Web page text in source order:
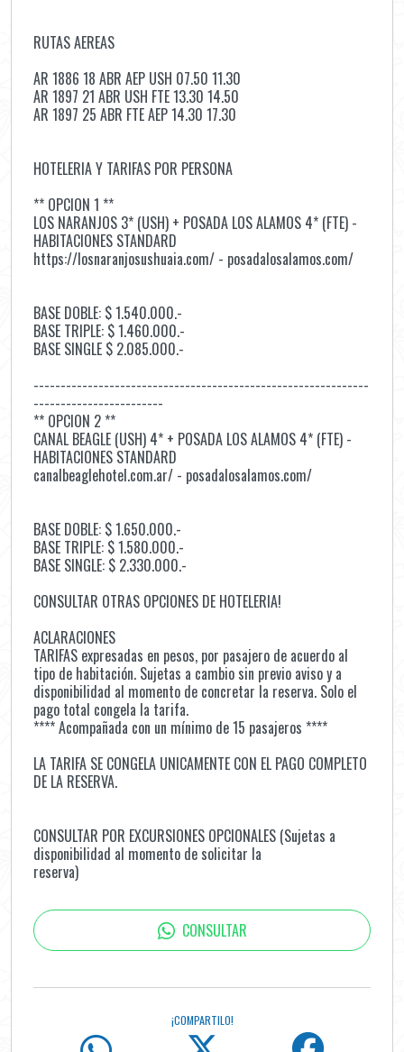
RUTAS AEREAS
AR 1886 18 ABR AEP USH 07.50 11.30
AR 1897 21 ABR USH FTE 13.30 14.50
AR 1897 25 ABR FTE AEP 14.30 17.30
HOTELERIA Y TARIFAS POR PERSONA
** OPCION 1 **
LOS NARANJOS 3* (USH) + POSADA LOS ALAMOS 4* (FTE) -
HABITACIONES STANDARD
https://losnaranjosushuaia.com/ - posadalosalamos.com/
BASE DOBLE: $ 1.540.000.-
BASE TRIPLE: $ 1.460.000.-
BASE SINGLE $ 2.085.000.-
--------------------------------------------------------------
------------------------
** OPCION 2 **
CANAL BEAGLE (USH) 4* + POSADA LOS ALAMOS 4* (FTE) -
HABITACIONES STANDARD
canalbeaglehotel.com.ar/ - posadalosalamos.com/
BASE DOBLE: $ 1.650.000.-
BASE TRIPLE: $ 1.580.000.-
BASE SINGLE: $ 2.330.000.-
CONSULTAR OTRAS OPCIONES DE HOTELERIA!
ACLARACIONES
TARIFAS expresadas en pesos, por pasajero de acuerdo al
tipo de habitación. Sujetas a cambio sin previo aviso y a
disponibilidad al momento de concretar la reserva. Solo el
pago total congela la tarifa.
**** Acompañada con un mínimo de 15 pasajeros ****
LA TARIFA SE CONGELA UNICAMENTE CON EL PAGO COMPLETO
DE LA RESERVA.
CONSULTAR POR EXCURSIONES OPCIONALES (Sujetas a
disponibilidad al momento de solicitar la
reserva)
CONSULTAR
¡COMPARTILO!